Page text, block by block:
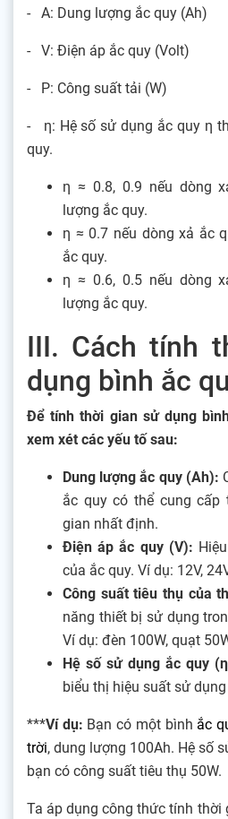
- A: Dung lượng ắc quy (Ah)
- V: Điện áp ắc quy (Volt)
- P: Công suất tải (W)
- η: Hệ số sử dụng ắc quy η
quy.
η ≈ 0.8, 0.9 nếu dòng
lượng ắc quy.
η ≈ 0.7 nếu dòng xả ắc
ắc quy.
η ≈ 0.6, 0.5 nếu dòng
lượng ắc quy.
III. Cách tính
dụng bình ắc
Để tính thời gian sử dụng
xem xét các yếu tố sau:
Dung lượng ắc quy (Ah):
ắc quy có thể cung cấp
gian nhất định.
Điện áp ắc quy (V):
của ắc quy. Ví dụ: 12V,
Công suất tiêu thụ của
năng thiết bị sử dụng
Ví dụ: đèn 100W, quạt
Hệ số sử dụng ắc quy
biểu thị hiệu suất sử
***Ví dụ: Bạn có một bình ắc
trời, dung lượng 100Ah. Hệ số
bạn có công suất tiêu thụ 50W.
Ta áp dụng công thức tính thời